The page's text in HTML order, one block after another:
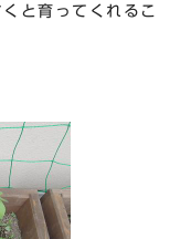
と育ってくれるこ